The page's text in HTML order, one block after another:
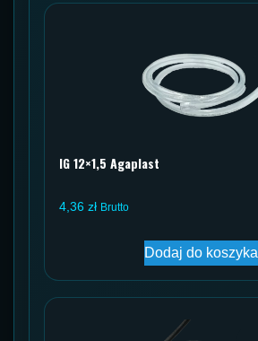
IG 12×1,5 Agaplast
4,36 zł Brutto
Dodaj do koszyka